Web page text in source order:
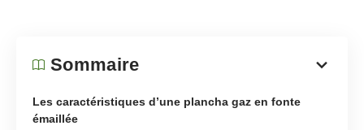
Sommaire
Les caractéristiques d’une plancha gaz en fonte
émaillée